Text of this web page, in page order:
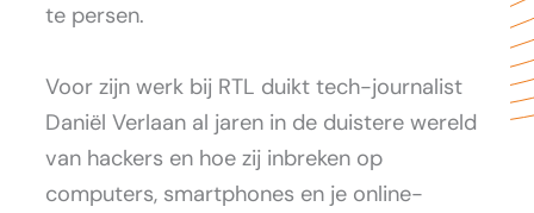
te persen.
Voor zijn werk bij RTL duikt tech-journalist
Daniël Verlaan al jaren in de duistere wereld
van hackers en hoe zij inbreken op
computers, smartphones en je online-